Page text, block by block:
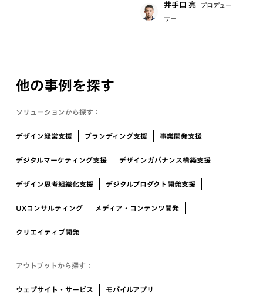
井手口 亮 プロデュー
サー
他の事例を探す
ソリューションから探す：
デザイン経営支援 ブランディング支援 事業開発支援
デジタルマーケティング支援 デザインガバナンス構築支援
デザイン思考組織化支援 デジタルプロダクト開発支援
UXコンサルティング メディア・コンテンツ開発
クリエイティブ開発
アウトプットから探す：
ウェブサイト・サービス モバイルアプリ